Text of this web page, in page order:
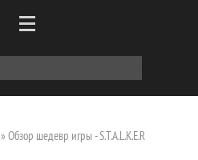
» Обзор шедевр игры - S.T.A.L.K.E.R